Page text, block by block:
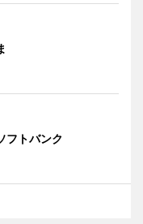
フトバンク